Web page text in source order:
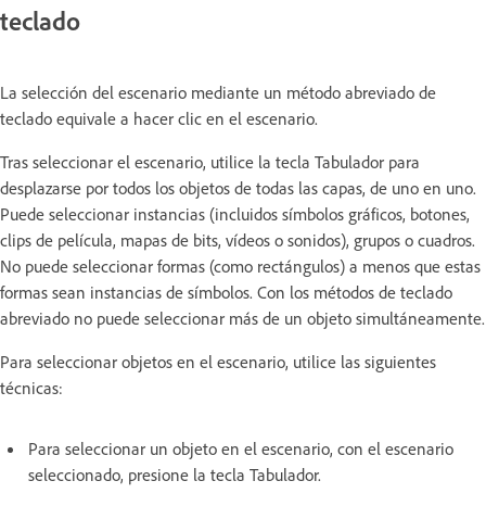
teclado
La selección del escenario mediante un método abreviado de
teclado equivale a hacer clic en el escenario.
Tras seleccionar el escenario, utilice la tecla Tabulador para
desplazarse por todos los objetos de todas las capas, de uno en uno.
Puede seleccionar instancias (incluidos símbolos gráficos, botones,
clips de película, mapas de bits, vídeos o sonidos), grupos o cuadros.
No puede seleccionar formas (como rectángulos) a menos que estas
formas sean instancias de símbolos. Con los métodos de teclado
abreviado no puede seleccionar más de un objeto simultáneamente.
Para seleccionar objetos en el escenario, utilice las siguientes
técnicas:
Para seleccionar un objeto en el escenario, con el escenario
seleccionado, presione la tecla Tabulador.